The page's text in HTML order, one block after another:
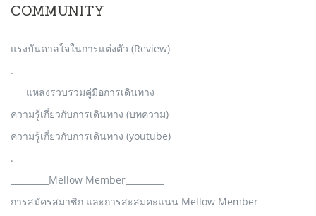
COMMUNITY
แรงบันดาลใจในการแต่งตัว (Review)
.
___ แหล่งรวบรวมคู่มือการเดินทาง___
ความรู้เกี่ยวกับการเดินทาง (บทความ)
ความรู้เกี่ยวกับการเดินทาง (youtube)
.
_________Mellow Member_________
การสมัครสมาชิก และการสะสมคะแนน Mellow Member